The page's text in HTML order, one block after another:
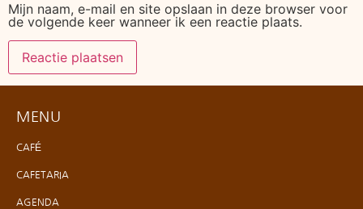
Mijn naam, e-mail en site opslaan in deze browser voor
de volgende keer wanneer ik een reactie plaats.
MENU
CAFÉ
CAFETARIA
AGENDA